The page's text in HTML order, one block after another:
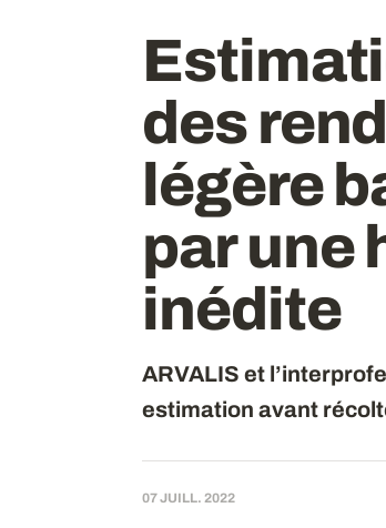
des
légère
par une
inédite
ARVALIS et
estimation avant
07 JUILL. 2022